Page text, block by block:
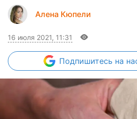
Алена Кюпели
16 июля 2021, 11:31
Подпишитесь на